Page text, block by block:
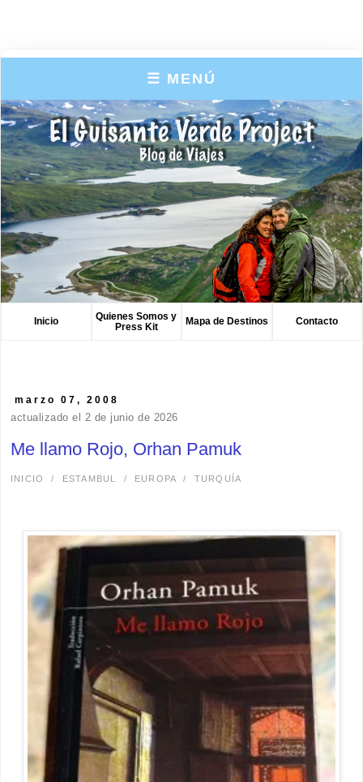
☰ MENÚ
Inicio
Quienes Somos y
Press Kit
Mapa de Destinos Contacto
marzo 07, 2008
actualizado el 2 de junio de 2026
Me llamo Rojo, Orhan Pamuk
INICIO / ESTAMBUL / EUROPA / TURQUÍA